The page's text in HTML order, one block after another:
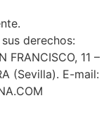
derechos:
FRANCISCO, 11 –
(Sevilla). E-mail: